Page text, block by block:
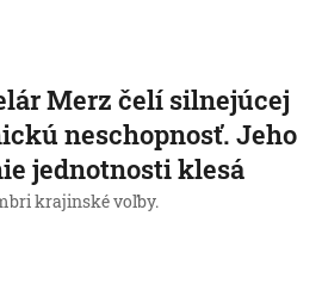
Merz čelí silnejúcej
neschopnosť. Jeho
jednotnosti klesá
krajinské voľby.